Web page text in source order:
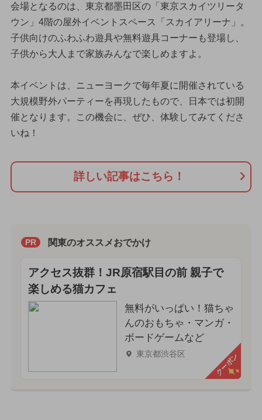
会場となるのは、東京都墨田区の「東京スカイツリータ
ウン」4階の屋外イベントスペース「スカイアリーナ」。
子供向けのふわふわ遊具や無料遊具コーナーも登場し、
子供から大人まで家族みんなで楽しめますよ。
本イベントは、ニューヨークで毎年夏に開催されている
大規模野外パーティーを再現したもので、日本では初開
催となります。この機会に、ぜひ、体験してみてくださ
いね！
詳しい記事はこちら！
PR 関東のオススメおでかけ
アクセス抜群！JR原宿駅目の前 親子で
楽しめる猫カフェ
無料がいっぱい！猫ちゃ
んのおもちゃ・マンガ・
ボードゲームなど
東京都渋谷区 クーポン